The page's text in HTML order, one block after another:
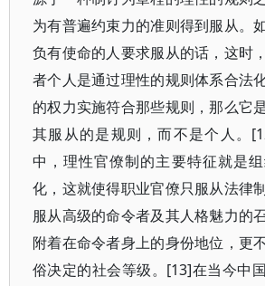
为有普遍约束力的准则得到服从。
负有使命的人要求服从的话，这时
者个人是通过理性的规则体系合法
的权力实施符合那些规则，那么它
其服从的是规则，而不是个人。
中，理性官僚制的主要特征就是
化，这就使得职业官僚只服从法律
服从高级的命令者及其人格魅力的
附着在命令者身上的身份地位，更
俗决定的社会等级。[13]在当今中